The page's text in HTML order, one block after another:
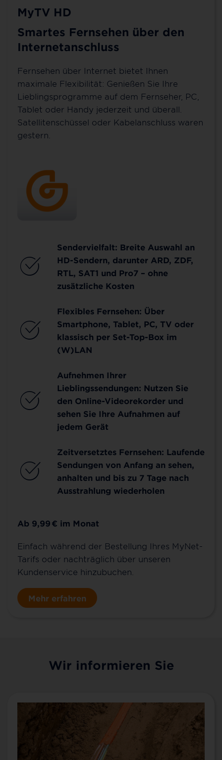
MyTV HD
Smartes Fernsehen über den
Internetanschluss
Fernsehen über Internet bietet Ihnen
maximale Flexibilität: Genießen Sie Ihre
Lieblingsprogramme auf dem Fernseher, PC,
Tablet oder Handy jederzeit und überall.
Satellitenschüssel oder Kabelanschluss waren
gestern.
Sendervielfalt: Breite Auswahl an
HD-Sendern, darunter ARD, ZDF,
RTL, SAT1 und Pro7 – ohne
zusätzliche Kosten
Flexibles Fernsehen: Über
Smartphone, Tablet, PC, TV oder
klassisch per Set-Top-Box im
(W)LAN
Aufnehmen Ihrer
Lieblingssendungen: Nutzen Sie
den Online-Videorekorder und
sehen Sie Ihre Aufnahmen auf
jedem Gerät
Zeitversetztes Fernsehen: Laufende
Sendungen von Anfang an sehen,
anhalten und bis zu 7 Tage nach
Ausstrahlung wiederholen
Ab 9,99 € im Monat
Einfach während der Bestellung Ihres MyNet-
Tarifs oder nachträglich über unseren
Kundenservice hinzubuchen.
Mehr erfahren
Wir informieren Sie